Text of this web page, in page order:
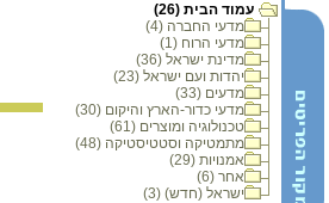
עמוד הבית (26)
מדעי החברה (4)
מדעי הרוח (1)
מדינת ישראל (36)
יהדות ועם ישראל (23)
מדעים (33)
מדעי כדור-הארץ והיקום (30)
טכנולוגיה ומוצרים (61)
מתמטיקה וסטטיסטיקה (48)
אמנויות (29)
אחר (6)
ישראל (חדש) (3)